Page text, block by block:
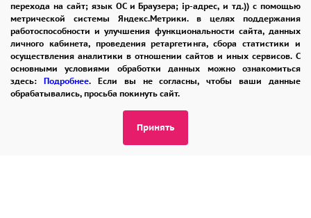
перехода на сайт; язык ОС и Браузера; ip-адрес, и тд.)) с помощью
метрической системы Яндекс.Метрики. в целях поддержания
работоспособности и улучшения функциональности сайта, данных
личного кабинета, проведения ретаргетинга, сбора статистики и
осуществления аналитики в отношении сайтов и иных сервисов. С
основными условиями обработки данных можно ознакомиться
здесь: Подробнее. Если вы не согласны, чтобы ваши данные
обрабатывались, просьба покинуть сайт.
Принять